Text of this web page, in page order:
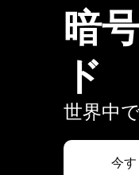
暗
ド
世界中
今